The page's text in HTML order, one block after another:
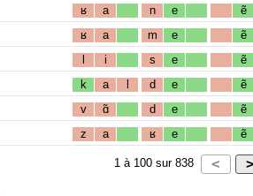
ʁ a n e ẽ
ʁ a m e ẽ
l i s e ẽ
k a l d e ẽ
v ɑ̃ d e ẽ
z a ʁ e ẽ
1 à 100 sur 838